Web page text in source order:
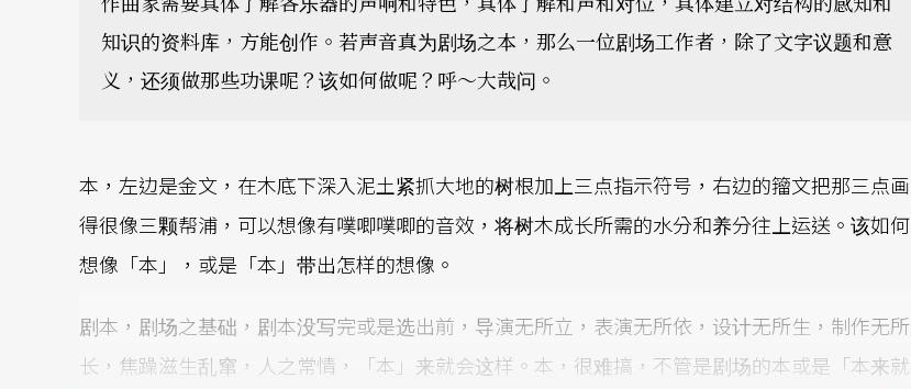
知识的资料库，方能创作。若声音真为剧场之本，那么一位剧场工作者，除了文字议题和意
义，还须做那些功课呢？该如何做呢？呼～大哉问。
本，左边是金文，在木底下深入泥土紧抓大地的树根加上三点指示符号，右边的籀文把那三点画
得很像三颗帮浦，可以想像有噗唧噗唧的音效，将树木成长所需的水分和养分往上运送。该如何
想像「本」，或是「本」带出怎样的想像。
剧本，剧场之基础，剧本没写完或是选出前，导演无所立，表演无所依，设计无所生，制作无所
长，焦躁滋生乱窜，人之常情，「本」来就会这样。本，很难搞，不管是剧场的本或是「本来就